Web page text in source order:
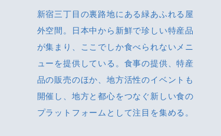
新宿三丁目の裏路地にある緑あふれる屋
外空間。日本中から新鮮で珍しい特産品
が集まり、ここでしか食べられないメニ
ューを提供している。食事の提供、特産
品の販売のほか、地方活性のイベントも
開催し、地方と都心をつなぐ新しい食の
プラットフォームとして注目を集める。